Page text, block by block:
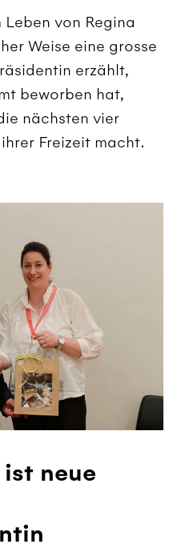
von Regina
Weise eine grosse
erzählt,
beworben hat,
nächsten vier
Freizeit macht.
neue